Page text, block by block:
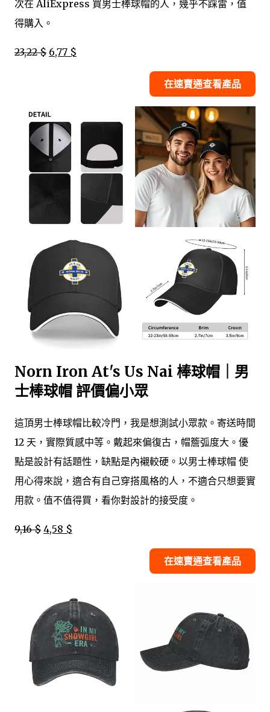
次在 AliExpress 買男士棒球帽的人，幾乎不踩雷，值
得購入。
23,22 $ 6,77 $
在速賣通查看產品
Norn Iron At's Us Nai 棒球帽｜男
士棒球帽 評價偏小眾
這頂男士棒球帽比較冷門，我是想測試小眾款。寄送時間
12 天，實際質感中等。戴起來偏復古，帽簷弧度大。優
點是設計有話題性，缺點是內襯較硬。以男士棒球帽 使
用心得來說，適合有自己穿搭風格的人，不適合只想要實
用款。值不值得買，看你對設計的接受度。
9,16 $ 4,58 $
在速賣通查看產品